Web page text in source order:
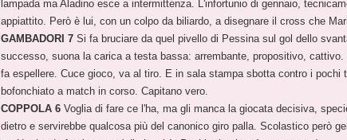
lampada ma Aladino esce a intermittenza. L'infortunio di gennaio,
appiattito. Però è lui, con un colpo da biliardo, a disegnare il cross che
GAMBADORI 7 Si fa bruciare da quel pivello di Pessina sul gol dello
successo, suona la carica a testa bassa: arrembante, propositivo, cattivo.
fa espellere. Cuce gioco, va al tiro. E in sala stampa sbotta contro i pochi
bofonchiato a match in corso. Capitano vero.
COPPOLA 6 Voglia di fare ce l'ha, ma gli manca la giocata decisiva,
dietro e servirebbe qualcosa più del canonico giro palla. Scolastico però